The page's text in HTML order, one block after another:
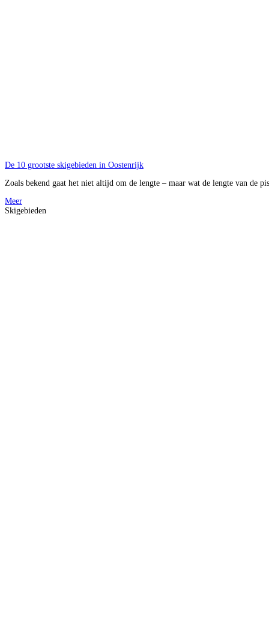
De 10 grootste skigebieden in Oostenrijk
Zoals bekend gaat het niet altijd om de lengte – maar wat de lengte van de
Meer
Skigebieden